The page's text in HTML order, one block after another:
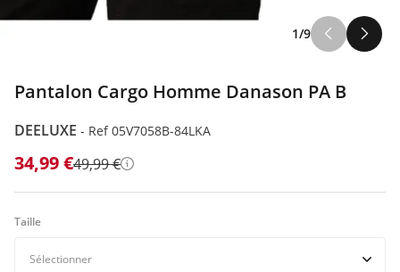
1/9
Pantalon Cargo Homme Danason PA B
DEELUXE - Ref 05V7058B-84LKA
34,99 €49,99 € Détails
Taille